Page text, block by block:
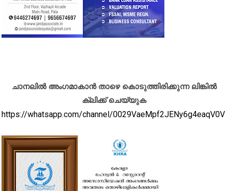
ചാനലിൽ അംഗമാകാൻ താഴെ കൊടുത്തിരിക്കുന്ന ലിങ്കിൽ
ക്ലിക്ക് ചെയ്യുക
https://whatsapp.com/channel/0029VaeMpf2JENy6g4eaqV0V